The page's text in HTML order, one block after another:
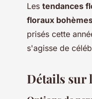
Les tendances
floraux
prisés cette
s'agisse de
Détails sur